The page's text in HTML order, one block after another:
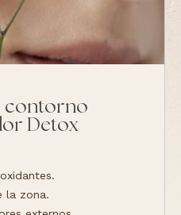
contorno
Detox
la zona.